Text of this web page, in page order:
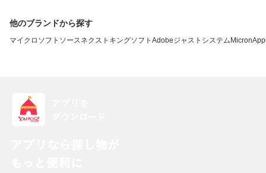
他のブランドから探す
マイクロソフト ソースネクスト キングソフト Adobeジャストシステム Micron